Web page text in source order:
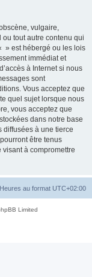
vulgaire,
tout autre contenu qui
» est hébergé ou les lois
immédiat et
à Internet si nous
sont
Vous acceptez que
quel sujet lorsque nous
vous acceptez que
dans notre base
diffusées à une tierce
être tenus
à compromettre
Heures au format UTC+02:00
Limited